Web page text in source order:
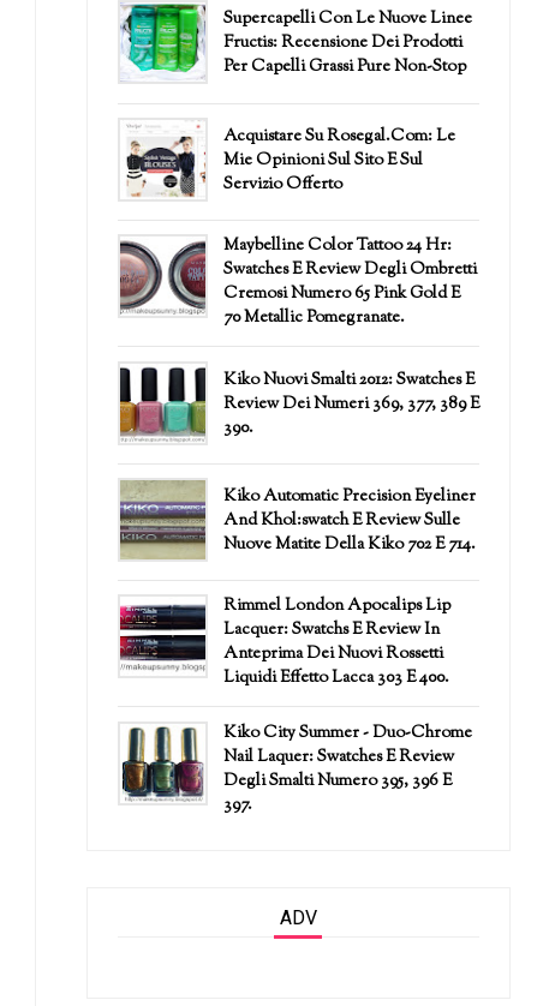
Supercapelli Con Le Nuove Linee
Fructis: Recensione Dei Prodotti
Per Capelli Grassi Pure Non-Stop
Acquistare Su Rosegal.com: Le
Mie Opinioni Sul Sito E Sul
Servizio Offerto
Maybelline Color Tattoo 24 Hr:
Swatches E Review Degli Ombretti
Cremosi Numero 65 Pink Gold E
70 Metallic Pomegranate.
Kiko Nuovi Smalti 2012: Swatches E
Review Dei Numeri 369, 377, 389 E
390.
Kiko Automatic Precision Eyeliner
And Khol:swatch E Review Sulle
Nuove Matite Della Kiko 702 E 714.
Rimmel London Apocalips Lip
Lacquer: Swatchs E Review In
Anteprima Dei Nuovi Rossetti
Liquidi Effetto Lacca 303 E 400.
Kiko City Summer - Duo-Chrome
Nail Laquer: Swatches E Review
Degli Smalti Numero 395, 396 E
397.
ADV